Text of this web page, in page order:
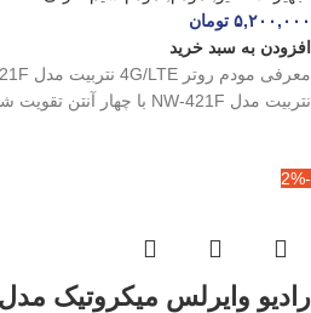
۵,۲۰۰,۰۰۰ تومان
افزودن به سبد خرید
نتربیت مدل NW-421F با چهار آنتن تقویت‌ شده وقتی اینترنت
-2%
رادیو وایرلس میکروتیک مدل mANTBox ax ۱۵s